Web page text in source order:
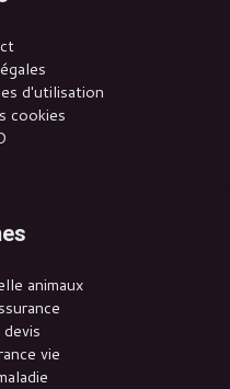
d'utilisation
cookies
animaux
devis
vie